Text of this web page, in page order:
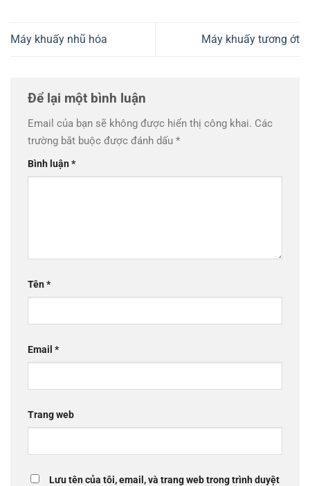
Máy khuấy nhũ hóa Máy khuấy tương ớt
Để lại một bình luận
Email của bạn sẽ không được hiển thị công khai. Các
trường bắt buộc được đánh dấu *
Bình luận*
Tên*
Email *
Trang web
Lưu tên của tôi, email, và trang web trong trình duyệt